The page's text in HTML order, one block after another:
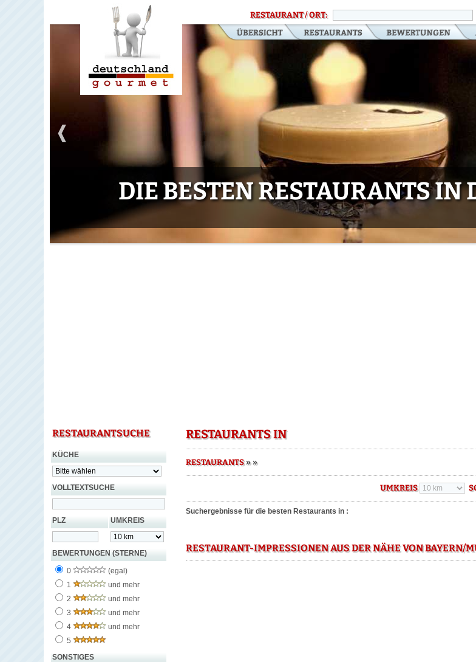
RESTAURANT / ORT:
DIE BESTEN RESTAURANTS IN
RESTAURANTSUCHE
KÜCHE
VOLLTEXTSUCHE
PLZ UMKREIS
BEWERTUNGEN (STERNE)
0
(egal)
1
und mehr
2
und mehr
3
und mehr
4
und mehr
5
SONSTIGES
RESTAURANTS IN
RESTAURANTS»»
UMKREIS
Suchergebnisse für die besten Restaurants in :
RESTAURANT-IMPRESSIONEN AUS DER NÄHE VON BAYERN/